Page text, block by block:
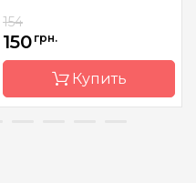
154
150 грн.
Купить